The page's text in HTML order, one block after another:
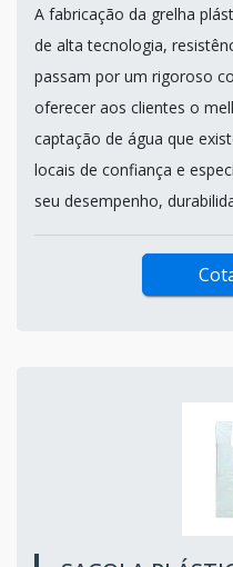
A fabricação da grelha
de alta tecnologia,
passam por um rigoroso
oferecer aos clientes o
captação de água que
locais de confiança e
seu desempenho,